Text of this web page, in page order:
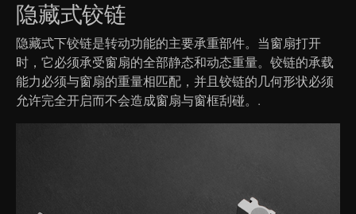
隐藏式铰链
隐藏式下铰链是转动功能的主要承重部件。当窗扇打开
时，它必须承受窗扇的全部静态和动态重量。铰链的承载
能力必须与窗扇的重量相匹配，并且铰链的几何形状必须
允许完全开启而不会造成窗扇与窗框刮碰。.